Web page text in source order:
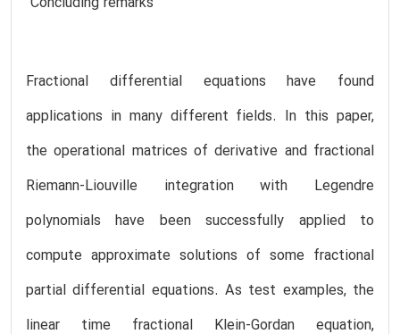
Fractional differential equations have found
applications in many different fields. In this paper,
the operational matrices of derivative and fractional
Riemann-Liouville integration with Legendre
polynomials have been successfully applied to
compute approximate solutions of some fractional
partial differential equations. As test examples, the
linear time fractional Klein-Gordan equation,